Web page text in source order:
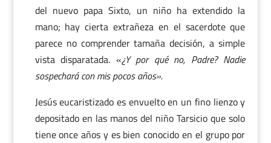
del nuevo papa Sixto, un niño ha extendido la
mano; hay cierta extrañeza en el sacerdote que
parece no comprender tamaña decisión, a simple
vista disparatada. «¿Y por qué no, Padre? Nadie
sospechará con mis pocos años».
Jesús eucaristizado es envuelto en un fino lienzo y
depositado en las manos del niño Tarsicio que solo
tiene once años y es bien conocido en el grupo por